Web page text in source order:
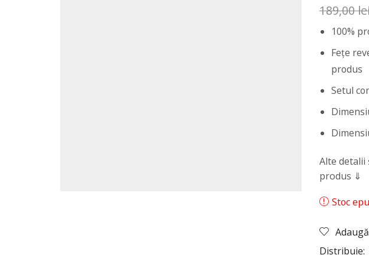
189,00
100%
Fețe
produs
Setul
Alte
produs ⇓
Stoc
Distribuie: